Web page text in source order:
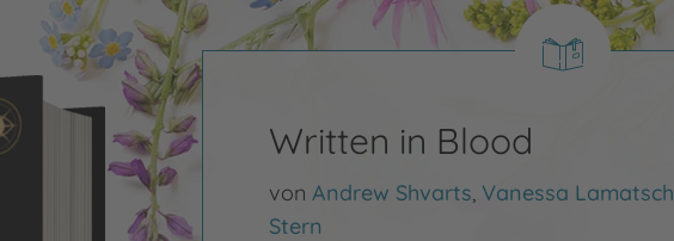
Written in Blood
von Andrew Shvarts, Vanessa Lamatsch
Stern